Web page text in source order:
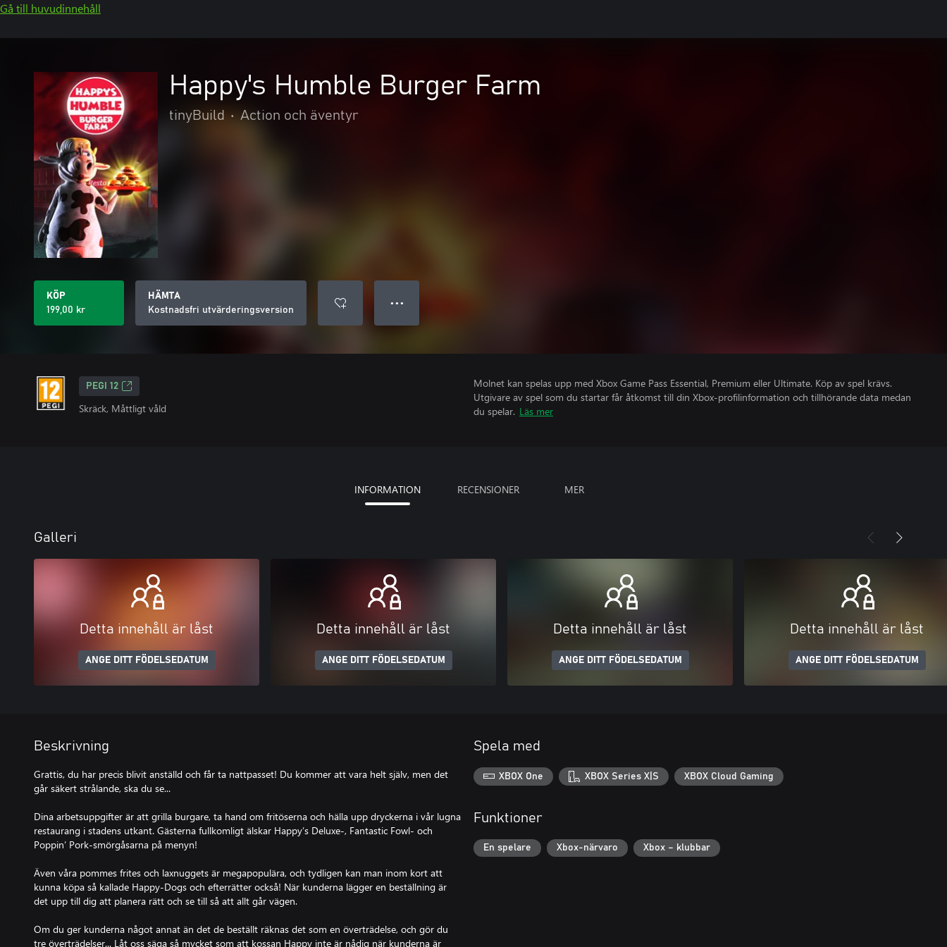
Gå till huvudinnehåll
Happy's Humble Burger Farm
tinyBuild • Action och äventyr
KÖP
199,00 kr
HÄMTA
Kostnadsfri utvärderingsversion
● ● ●
PEGI 12
Skräck, Måttligt våld
Molnet kan spelas upp med Xbox Game Pass Essential, Premium eller Ultimate. Köp av spel krävs.
Utgivare av spel som du startar får åtkomst till din Xbox-profilinformation och tillhörande data medan
du spelar. Läs mer
INFORMATION RECENSIONER MER
Galleri
Detta innehåll är låst
ANGE DITT FÖDELSEDATUM
Detta innehåll är låst
ANGE DITT FÖDELSEDATUM
Detta innehåll är låst
ANGE DITT FÖDELSEDATUM
Detta innehåll är låst
ANGE DITT FÖDELSEDATUM
Beskrivning
Grattis, du har precis blivit anställd och får ta nattpasset! Du kommer att vara helt själv, men det
går säkert strålande, ska du se...
Dina arbetsuppgifter är att grilla burgare, ta hand om fritöserna och hälla upp dryckerna i vår lugna
restaurang i stadens utkant. Gästerna fullkomligt älskar Happy’s Deluxe-, Fantastic Fowl- och
Poppin’ Pork-smörgåsarna på menyn!
Även våra pommes frites och laxnuggets är megapopulära, och tydligen kan man inom kort att
kunna köpa så kallade Happy-Dogs och efterrätter också! När kunderna lägger en beställning är
det upp till dig att planera rätt och se till så att allt går vägen.
Om du ger kunderna något annat än det de beställt räknas det som en överträdelse, och gör du
tre överträdelser... Låt oss säga så mycket som att kossan Happy inte är nådig när kunderna är
Spela med
XBOX One XBOX Series X|S XBOX Cloud Gaming
Funktioner
En spelare Xbox-närvaro Xbox – klubbar